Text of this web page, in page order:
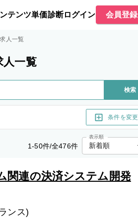
テンツ単価診断ログイン 会員登録
人一覧
人一覧
検索
条件を変更
1-50件/全476件
表示順
新着順
関連の決済システム開発
ンス)